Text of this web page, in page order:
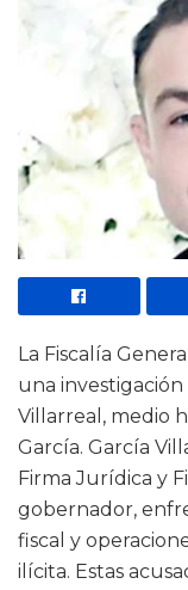
La Fiscalía
una
Villarreal, medio
García. García
Firma Jurídica y
gobernador,
fiscal y
ilícita. Estas